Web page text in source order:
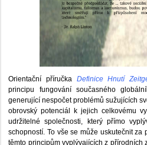
Orientační příručka Definice Hnutí
principu fungování současného
generující nespočet problémů sužujících
obrovský potenciál k jejich celkovému
udržitelné společnosti, který přímo
schopností. To vše se může uskutečnit
těmto principům vyplývajících z přírodních